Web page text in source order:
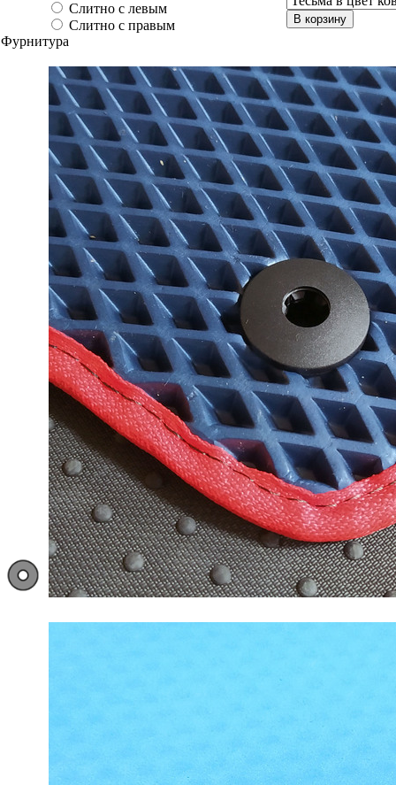
Слитно с левым
Слитно с правым
В корзину
Фурнитура